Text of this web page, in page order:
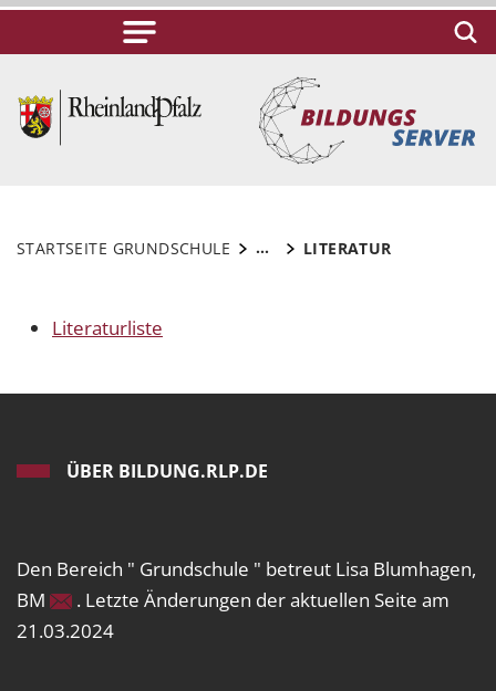
STARTSEITE GRUNDSCHULE ... LITERATUR
Literaturliste
ÜBER BILDUNG.RLP.DE
Den Bereich " Grundschule " betreut Lisa Blumhagen,
BM
. Letzte Änderungen der aktuellen Seite am
21.03.2024